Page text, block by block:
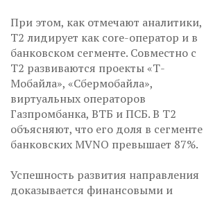
При этом, как отмечают аналитики,
Т2 лидирует как core-оператор и в
банковском сегменте. Совместно с
Т2 развиваются проекты «Т-
Мобайла», «Сбермобайла»,
виртуальных операторов
Газпромбанка, ВТБ и ПСБ. В Т2
объясняют, что его доля в сегменте
банковских MVNO превышает 87%.
Успешность развития направления
доказывается финансовыми и